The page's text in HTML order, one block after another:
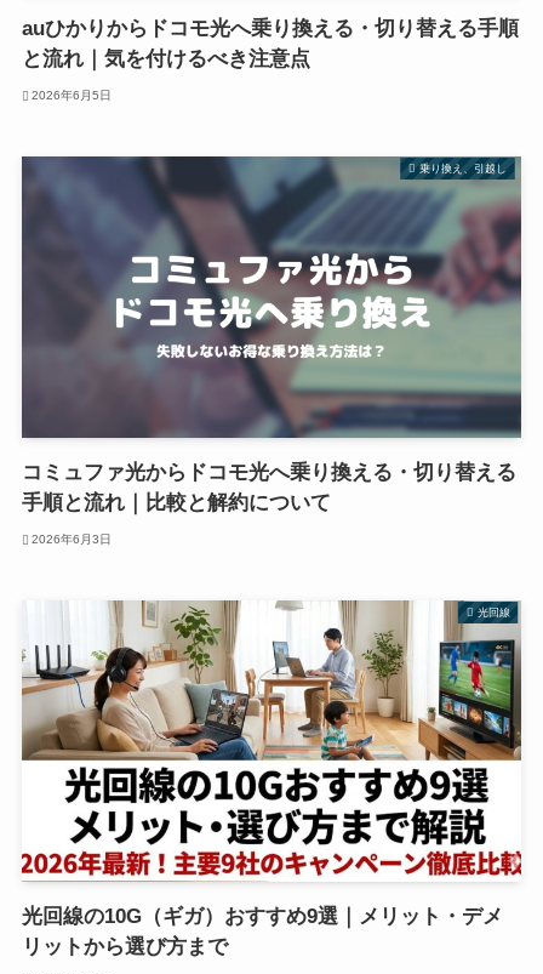
auひかりからドコモ光へ乗り換える・切り替える手順
と流れ｜気を付けるべき注意点
2026年6月5日
乗り換え、引越し
コミュファ光からドコモ光へ乗り換える・切り替える
手順と流れ｜比較と解約について
2026年6月3日
光回線
光回線の10G（ギガ）おすすめ9選｜メリット・デメ
リットから選び方まで